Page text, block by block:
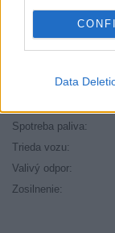
Data
Počet v balení:
Priľnavosť na mokru:
Spotreba paliva:
Trieda vozu:
Valivý odpor:
Zosilnenie: